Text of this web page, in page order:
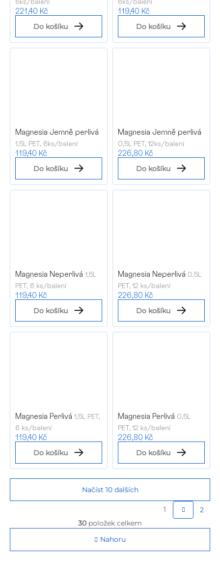
6ks/balení
221,40 Kč
Do košíku
6ks/balení
119,40 Kč
Do košíku
Magnesia Jemně perlivá
1,5L PET, 6ks/balení
119,40 Kč
Do košíku
Magnesia Jemně perlivá
0,5L PET, 12ks/balení
226,80 Kč
Do košíku
Magnesia Neperlivá 1,5L
PET, 6 ks/balení
119,40 Kč
Do košíku
Magnesia Neperlivá 0,5L
PET, 12 ks/balení
226,80 Kč
Do košíku
Magnesia Perlivá 1,5L PET,
6 ks/balení
119,40 Kč
Do košíku
Magnesia Perlivá 0,5L
PET, 12 ks/balení
226,80 Kč
Do košíku
O
v
l
Načíst 10 dalších
1
2
30 položek celkem
Nahoru